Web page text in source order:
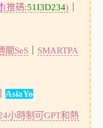
(推碼:51I3D234)｜
關SeS｜ SMARTPA
AsiaYo
小時制可GPT和熱